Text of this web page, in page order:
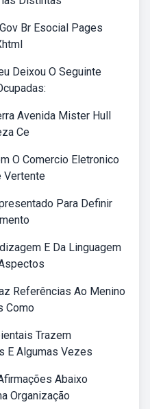
Br Esocial Pages
Deixou O Seguinte
Avenida Mister Hull
Ce
O Comercio Eletronico
Vertente
Para Definir
E Da Linguagem
Referências Ao Menino
Como
Trazem
E Algumas Vezes
Abaixo
Organização